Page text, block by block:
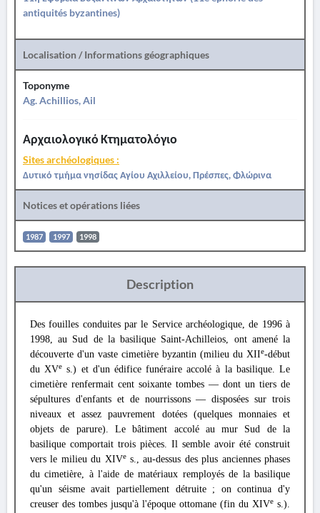
antiquités byzantines)
Localisation / Informations géographiques
Toponyme
Ag. Achillios, Ail
Αρχαιολογικό Κτηματολόγιο
Sites archéologiques :
Δυτικό τμήμα νησίδας Αγίου Αχιλλείου, Πρέσπες, Φλώρινα
Notices et opérations liées
1987 1997 1998
Description
Des fouilles conduites par le Service archéologique, de 1996 à
1998, au Sud de la basilique Saint-Achilleios, ont amené la
découverte d'un vaste cimetière byzantin (milieu du XIIe-début
du XVe s.) et d'un édifice funéraire accolé à la basilique. Le
cimetière renfermait cent soixante tombes — dont un tiers de
sépultures d'enfants et de nourrissons — disposées sur trois
niveaux et assez pauvrement dotées (quelques monnaies et
objets de parure). Le bâtiment accolé au mur Sud de la
basilique comportait trois pièces. Il semble avoir été construit
vers le milieu du XIVes., au-dessus des plus anciennes phases
du cimetière, à l'aide de matériaux remployés de la basilique
qu'un séisme avait partiellement détruite ; on continua d'y
creuser des tombes jusqu'à l'époque ottomane (fin du XIVe s.).